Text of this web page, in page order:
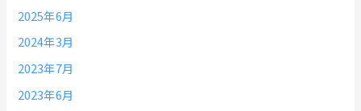
2025年6月
2024年3月
2023年7月
2023年6月